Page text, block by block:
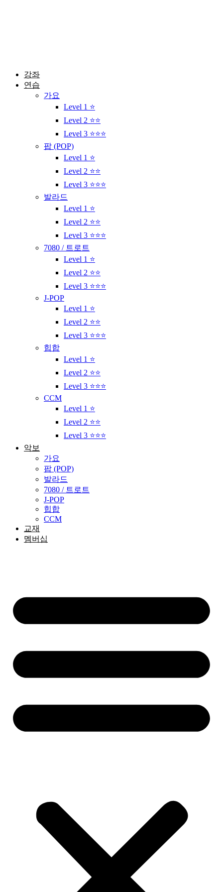
강좌
연습
가요
Level 1 ⭐
Level 2 ⭐⭐
Level 3 ⭐⭐⭐
팝 (POP)
Level 1 ⭐
Level 2 ⭐⭐
Level 3 ⭐⭐⭐
발라드
Level 1 ⭐
Level 2 ⭐⭐
Level 3 ⭐⭐⭐
7080 / 트로트
Level 1 ⭐
Level 2 ⭐⭐
Level 3 ⭐⭐⭐
J-POP
Level 1 ⭐
Level 2 ⭐⭐
Level 3 ⭐⭐⭐
힙합
Level 1 ⭐
Level 2 ⭐⭐
Level 3 ⭐⭐⭐
CCM
Level 1 ⭐
Level 2 ⭐⭐
Level 3 ⭐⭐⭐
악보
가요
팝 (POP)
발라드
7080 / 트로트
J-POP
힙합
CCM
교재
멤버십